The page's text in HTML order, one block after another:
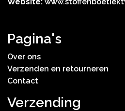
Pagina's
Over ons
Verzenden en retourneren
Contact
Verzending